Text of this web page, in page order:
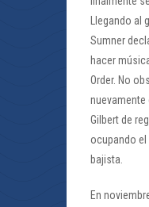
Llegando al
Sumner
hacer
Order. No
nuevamente
Gilbert de
ocupando
bajista.
En